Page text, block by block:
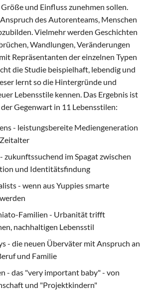
und Einfluss zunehmen sollen.
des Autorenteams, Menschen
Vielmehr werden Geschichten
Wandlungen, Veränderungen
Repräsentanten der einzelnen Typen
die Studie beispielhaft, lebendig und
lernt so die Hintergründe und
Lebensstile kennen. Das Ergebnis ist
Gegenwart in 11 Lebensstilen:
- leistungsbereite Mediengeneration
zukunftssuchend im Spagat zwischen
und Identitätsfindung
- wenn aus Yuppies smarte
Familien - Urbanität trifft
nachhaltigen Lebensstil
- die neuen Überväter mit Anspruch an
und Familie
- das "very important baby" - von
und "Projektkindern"